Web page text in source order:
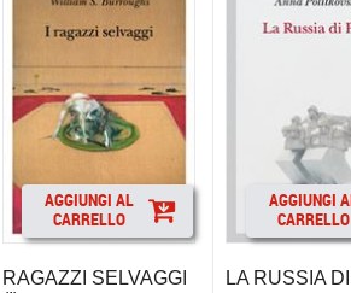
AGGIUNGI AL
CARRELLO
RAGAZZI SELVAGGI
AGGIUNGI
CARRELLO
LA RUSSIA